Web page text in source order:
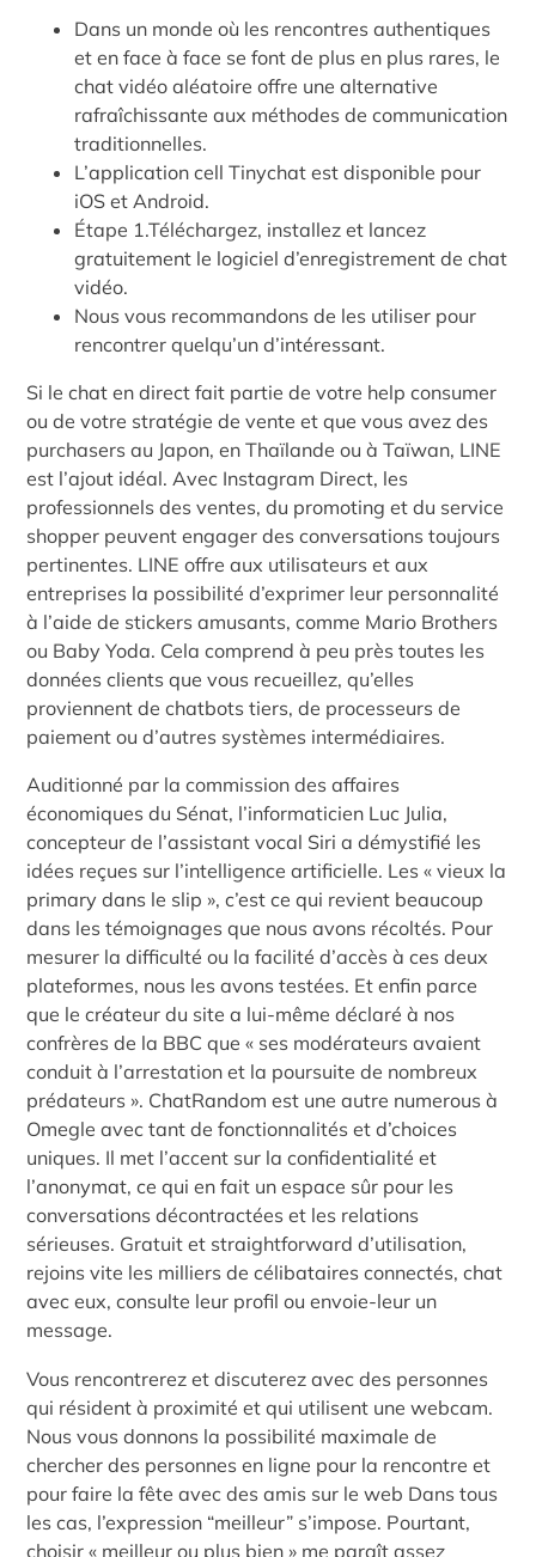
Dans un monde où les rencontres authentiques
et en face à face se font de plus en plus rares, le
chat vidéo aléatoire offre une alternative
rafraîchissante aux méthodes de communication
traditionnelles.
L’application cell Tinychat est disponible pour
iOS et Android.
Étape 1.Téléchargez, installez et lancez
gratuitement le logiciel d’enregistrement de chat
vidéo.
Nous vous recommandons de les utiliser pour
rencontrer quelqu’un d’intéressant.
Si le chat en direct fait partie de votre help consumer
ou de votre stratégie de vente et que vous avez des
purchasers au Japon, en Thaïlande ou à Taïwan, LINE
est l’ajout idéal. Avec Instagram Direct, les
professionnels des ventes, du promoting et du service
shopper peuvent engager des conversations toujours
pertinentes. LINE offre aux utilisateurs et aux
entreprises la possibilité d’exprimer leur personnalité
à l’aide de stickers amusants, comme Mario Brothers
ou Baby Yoda. Cela comprend à peu près toutes les
données clients que vous recueillez, qu’elles
proviennent de chatbots tiers, de processeurs de
paiement ou d’autres systèmes intermédiaires.
Auditionné par la commission des affaires
économiques du Sénat, l’informaticien Luc Julia,
concepteur de l’assistant vocal Siri a démystifié les
idées reçues sur l’intelligence artificielle. Les « vieux la
primary dans le slip », c’est ce qui revient beaucoup
dans les témoignages que nous avons récoltés. Pour
mesurer la difficulté ou la facilité d’accès à ces deux
plateformes, nous les avons testées. Et enfin parce
que le créateur du site a lui-même déclaré à nos
confrères de la BBC que « ses modérateurs avaient
conduit à l’arrestation et la poursuite de nombreux
prédateurs ». ChatRandom est une autre numerous à
Omegle avec tant de fonctionnalités et d’choices
uniques. Il met l’accent sur la confidentialité et
l’anonymat, ce qui en fait un espace sûr pour les
conversations décontractées et les relations
sérieuses. Gratuit et straightforward d’utilisation,
rejoins vite les milliers de célibataires connectés, chat
avec eux, consulte leur profil ou envoie-leur un
message.
Vous rencontrerez et discuterez avec des personnes
qui résident à proximité et qui utilisent une webcam.
Nous vous donnons la possibilité maximale de
chercher des personnes en ligne pour la rencontre et
pour faire la fête avec des amis sur le web Dans tous
les cas, l’expression “meilleur” s’impose. Pourtant,
choisir « meilleur ou plus bien » me paraît assez